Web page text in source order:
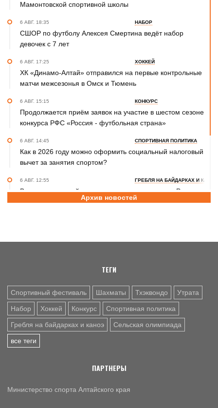
Мамонтовской спортивной школы
6 АВГ. 18:35 НАБОР
СШОР по футболу Алексея Смертина ведёт набор
девочек с 7 лет
6 АВГ. 17:25 ХОККЕЙ
ХК «Динамо-Алтай» отправился на первые контрольные
матчи межсезонья в Омск и Тюмень
6 АВГ. 15:15 КОНКУРС
Продолжается приём заявок на участие в шестом сезоне
конкурса РФС «Россия - футбольная страна»
6 АВГ. 14:45 СПОРТИВНАЯ ПОЛИТИКА
Как в 2026 году можно оформить социальный налоговый
вычет за занятия спортом?
6 АВГ. 12:55 ГРЕБЛЯ НА БАЙДАРКАХ И КАНОЭ
В заключительный день юниорского первенства России
на счету алтайских гребцов три медали
летняя. Поспелиха, 2014 год. Часть первая
Архив новостей
ТЕГИ
Спортивный фестиваль Шахматы Тхэквондо Утрата
Набор Хоккей Конкурс Спортивная политика
Гребля на байдарках и каноэ Сельская олимпиада
все теги
ПАРТНЕРЫ
Министерство спорта Алтайского края